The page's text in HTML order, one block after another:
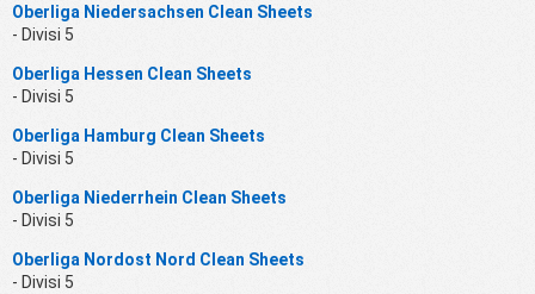
Oberliga Niedersachsen Clean Sheets
- Divisi 5
Oberliga Hessen Clean Sheets
- Divisi 5
Oberliga Hamburg Clean Sheets
- Divisi 5
Oberliga Niederrhein Clean Sheets
- Divisi 5
Oberliga Nordost Nord Clean Sheets
- Divisi 5